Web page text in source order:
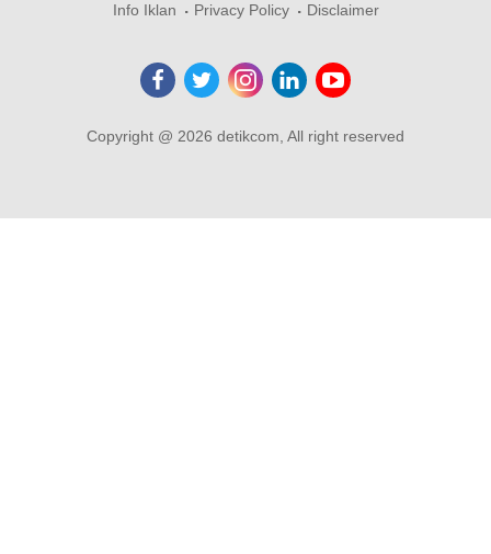
Info Iklan
Privacy Policy Disclaimer
Copyright @ 2026 detikcom, All right reserved